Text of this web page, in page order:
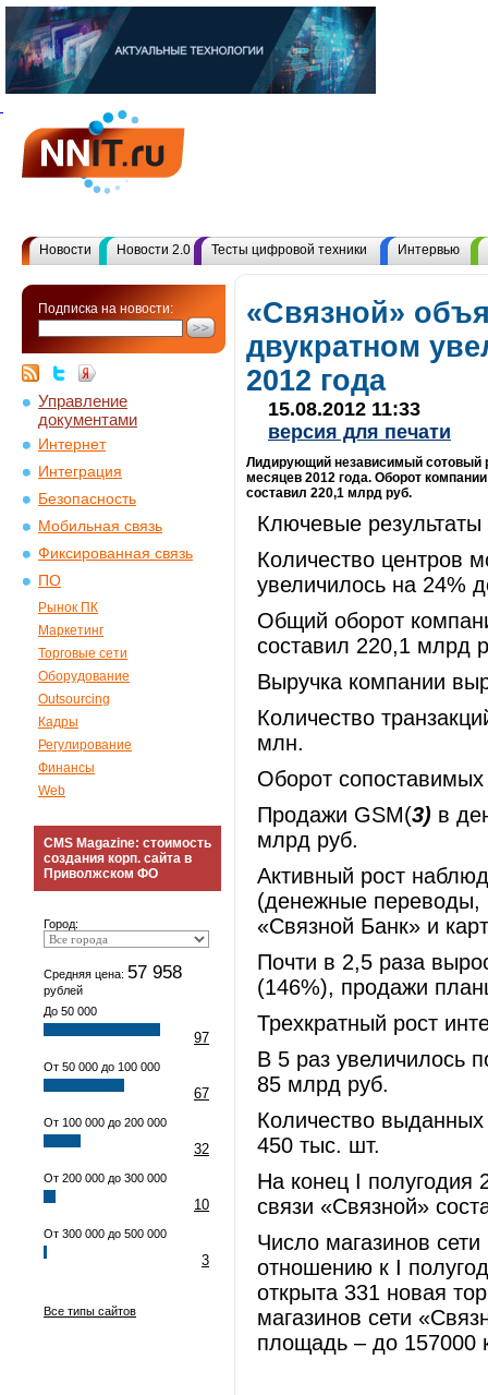
Новости Новости 2.0 Тесты цифровой техники Интервью
Подписка на новости:
Управление
документами
Интернет
Интеграция
Безопасность
Мобильная связь
Фиксированная связь
ПО
Рынок ПК
Маркетинг
Торговые сети
Оборудование
Outsourcing
Кадры
Регулирование
Финансы
Web
CMS Magazine: стоимость
создания корп. сайта в
Приволжском ФО
Город:
Средняя цена: 57 958
рублей
До 50 000
97
От 50 000 до 100 000
67
От 100 000 до 200 000
32
От 200 000 до 300 000
10
От 300 000 до 500 000
3
Все типы сайтов
«Связной»
двукратном
2012 года
15.08.2012 11:33
версия для печати
Лидирующий независимый сотовый
месяцев 2012 года. Оборот
составил 220,1 млрд руб.
Ключевые результаты
Количество центров
увеличилось на 24%
Общий оборот
составил 220,1 млрд
Выручка компании
Количество
млн.
Оборот
Продажи GSM(3) в
млрд руб.
Активный рост
(денежные переводы,
«Связной Банк» и
Почти в 2,5 раза
(146%), продажи
Трехкратный рост
В 5 раз увеличилось
85 млрд руб.
Количество
450 тыс. шт.
На конец I полугодия
связи «Связной»
Число магазинов
отношению к I
открыта 331 новая
магазинов сети
площадь – до 157000